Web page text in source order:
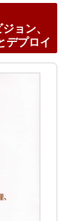
ョン、
デプロイ